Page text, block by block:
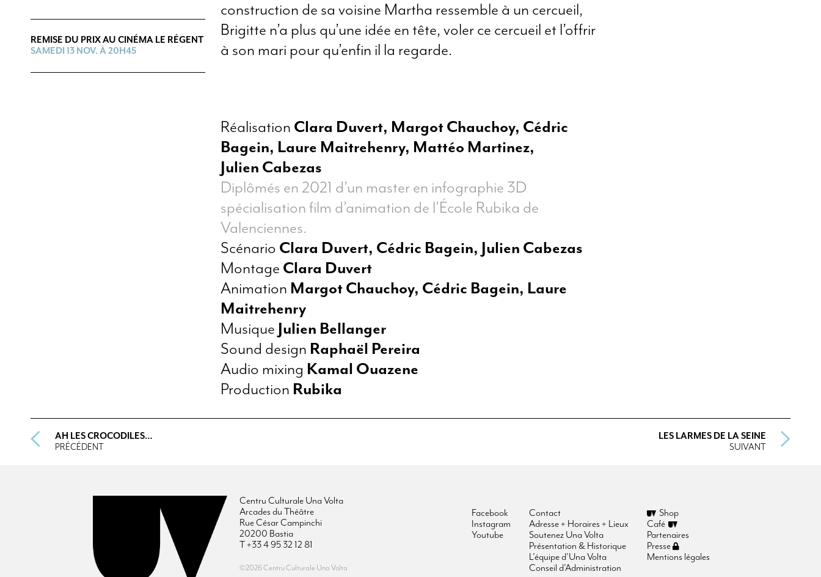
REMISE DU PRIX AU CINÉMA LE RÉGENT
SAMEDI 13 NOV. À 20H45
construction de sa voisine Martha ressemble à un cercueil,
Brigitte n’a plus qu’une idée en tête, voler ce cercueil et l’offrir
à son mari pour qu’enfin il la regarde.
Réalisation Clara Duvert, Margot Chauchoy, Cédric
Bagein, Laure Maitrehenry, Mattéo Martinez,
Julien Cabezas
Diplômés en 2021 d’un master en infographie 3D
spécialisation film d’animation de l’École Rubika de
Valenciennes.
Scénario Clara Duvert, Cédric Bagein, Julien Cabezas
Montage Clara Duvert
Animation Margot Chauchoy, Cédric Bagein, Laure
Maitrehenry
Musique Julien Bellanger
Sound design Raphaël Pereira
Audio mixing Kamal Ouazene
Production Rubika
AH LES CROCODILES…
PRÉCÉDENT
LES LARMES DE LA SEINE
SUIVANT
Centru Culturale Una Volta
Arcades du Théâtre
Rue César Campinchi
20200 Bastia
T +33 4 95 32 12 81
©2026 Centru Culturale Una Volta
Facebook
Instagram
Youtube
Contact
Adresse + Horaires + Lieux
Soutenez Una Volta
Présentation & Historique
L’équipe d’Una Volta
Conseil d’Administration
Shop
Café
Partenaires
Presse
Mentions légales